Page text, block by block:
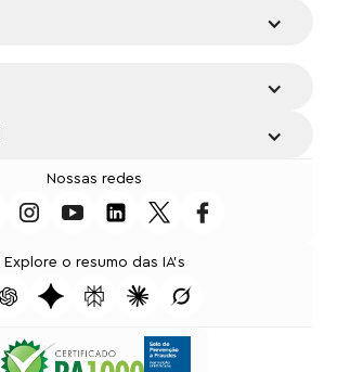
Nossas redes
Explore o resumo das IA's